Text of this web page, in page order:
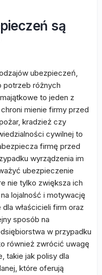
są
ubezpieczeń,
potrzeb różnych
to jeden z
mienie firmy przed
kradzież czy
cywilnej to
firmę przed
wyrządzenia im
ubezpieczenie
nie tylko zwiększa ich
lojalność i motywację
właścicieli firm oraz
sposób na
w przypadku
również zwrócić uwagę
takie jak polisy dla
które oferują